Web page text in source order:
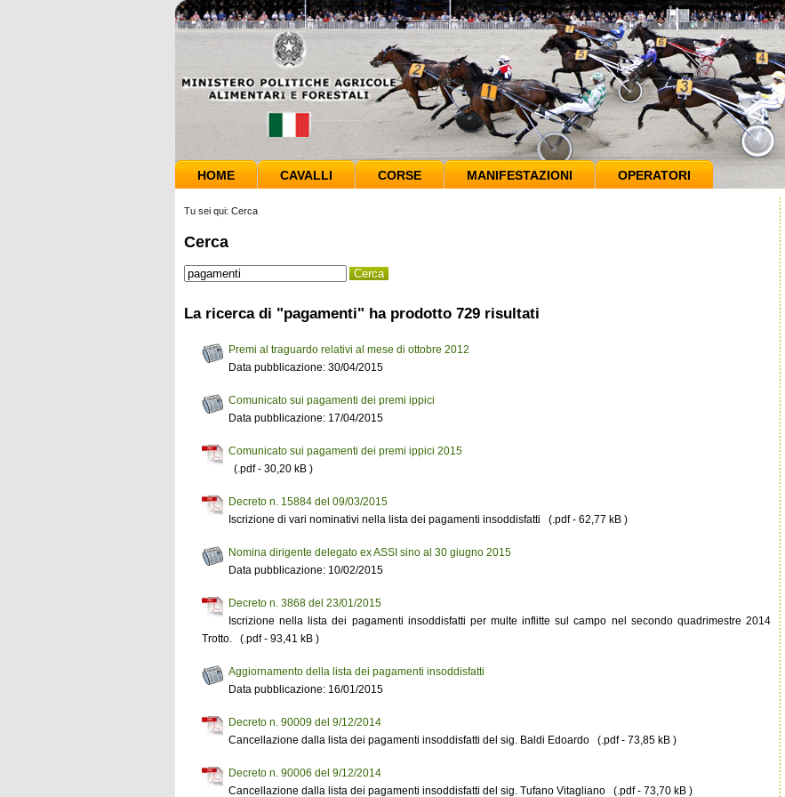
HOME CAVALLI CORSE MANIFESTAZIONI OPERATORI
Tu sei qui: Cerca
Cerca
La ricerca di "pagamenti" ha prodotto 729 risultati
Premi al traguardo relativi al mese di ottobre 2012
Data pubblicazione: 30/04/2015
Comunicato sui pagamenti dei premi ippici
Data pubblicazione: 17/04/2015
Comunicato sui pagamenti dei premi ippici 2015
(.pdf - 30,20 kB )
Decreto n. 15884 del 09/03/2015
Iscrizione di vari nominativi nella lista dei pagamenti insoddisfatti (.pdf - 62,77 kB )
Nomina dirigente delegato ex ASSI sino al 30 giugno 2015
Data pubblicazione: 10/02/2015
Decreto n. 3868 del 23/01/2015
Iscrizione nella lista dei pagamenti insoddisfatti per multe inflitte sul campo nel secondo quadrimestre 2014
Trotto. (.pdf - 93,41 kB )
Aggiornamento della lista dei pagamenti insoddisfatti
Data pubblicazione: 16/01/2015
Decreto n. 90009 del 9/12/2014
Cancellazione dalla lista dei pagamenti insoddisfatti del sig. Baldi Edoardo (.pdf - 73,85 kB )
Decreto n. 90006 del 9/12/2014
Cancellazione dalla lista dei pagamenti insoddisfatti del sig. Tufano Vitagliano (.pdf - 73,70 kB )